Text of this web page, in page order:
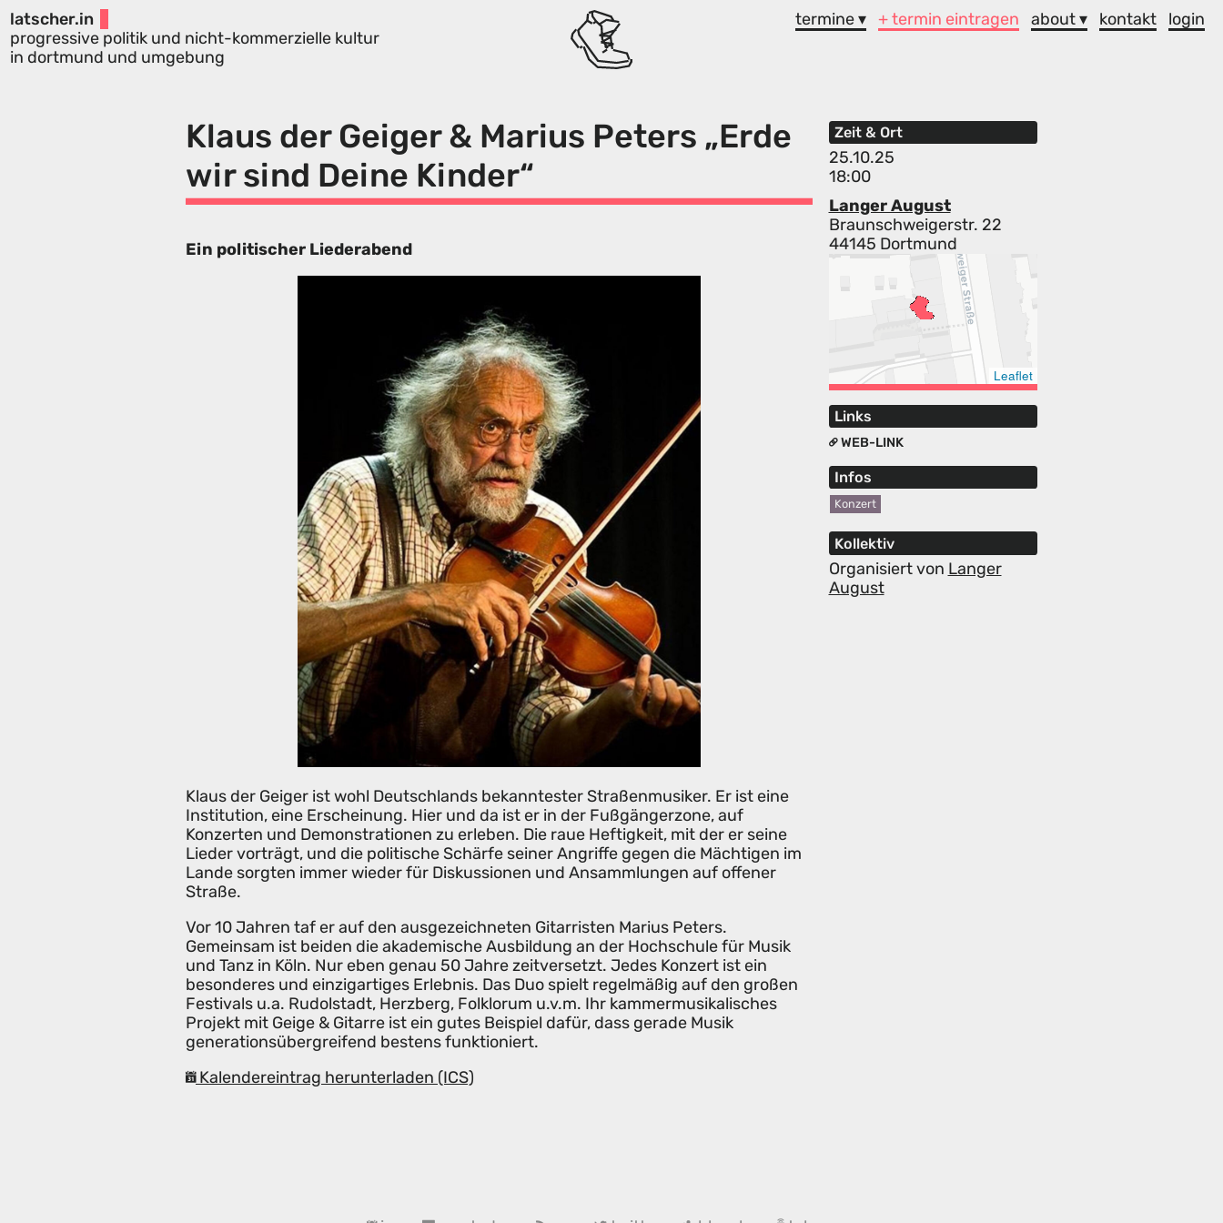
latscher.in
progressive politik und nicht-kommerzielle kultur
in dortmund und umgebung
termine ▾ + termin eintragen about ▾ kontakt login
Klaus der Geiger & Marius Peters „Erde
wir sind Deine Kinder“
Zeit & Ort
25.10.25
18:00
Langer August
Braunschweigerstr. 22
44145 Dortmund
Leaflet
Links
WEB-LINK
Infos
Konzert
Kollektiv
Organisiert von Langer
August
Ein politischer Liederabend
Klaus der Geiger ist wohl Deutschlands bekanntester Straßenmusiker. Er ist eine
Institution, eine Erscheinung. Hier und da ist er in der Fußgängerzone, auf
Konzerten und Demonstrationen zu erleben. Die raue Heftigkeit, mit der er seine
Lieder vorträgt, und die politische Schärfe seiner Angriffe gegen die Mächtigen im
Lande sorgten immer wieder für Diskussionen und Ansammlungen auf offener
Straße.
Vor 10 Jahren taf er auf den ausgezeichneten Gitarristen Marius Peters.
Gemeinsam ist beiden die akademische Ausbildung an der Hochschule für Musik
und Tanz in Köln. Nur eben genau 50 Jahre zeitversetzt. Jedes Konzert ist ein
besonderes und einzigartiges Erlebnis. Das Duo spielt regelmäßig auf den großen
Festivals u.a. Rudolstadt, Herzberg, Folklorum u.v.m. Ihr kammermusikalisches
Projekt mit Geige & Gitarre ist ein gutes Beispiel dafür, dass gerade Musik
generationsübergreifend bestens funktioniert.
Kalendereintrag herunterladen (ICS)